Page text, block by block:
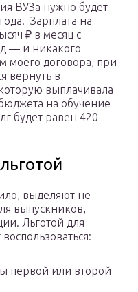
ВУЗа нужно будет
Зарплата на
₽ в месяц с
— и никакого
моего договора, при
вернуть в
выплачивала
на обучение
будет равен 420
выделяют не
выпускников,
Льготой для
первой или второй